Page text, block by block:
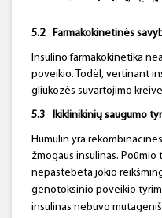
5.2 Farmakokinetinės
Insulino farmakokinetika
poveikio. Todėl, vertinant
gliukozės suvartojimo
5.3 Ikiklinikinių saugumo
Humulin yra
žmogaus insulinas.
nepastebėta jokio
genotoksinio poveikio
insulinas nebuvo